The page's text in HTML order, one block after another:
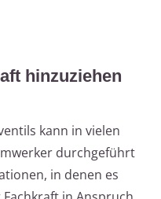
hinzuziehen
kann in vielen
durchgeführt
in denen es